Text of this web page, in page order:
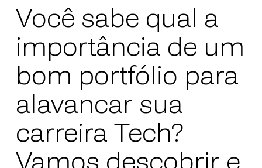
Você sabe qual a
importância de um
bom portfólio para
alavancar sua
carreira Tech?
Vamos descobrir e